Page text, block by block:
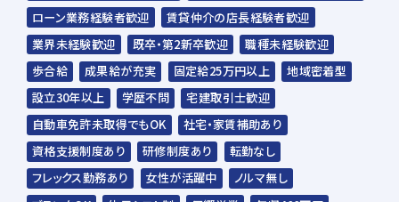
ローン業務経験者歓迎
賃貸仲介の店長経験者歓迎
業界未経験歓迎
既卒・第2新卒歓迎
職種未経験歓迎
歩合給
成果給が充実 固定給25万円以上
地域密着型
設立30年以上
学歴不問
宅建取引士歓迎
自動車免許未取得でもOK
社宅・家賃補助あり
資格支援制度あり
研修制度あり
転勤なし
フレックス勤務あり
女性が活躍中
ノルマ無し